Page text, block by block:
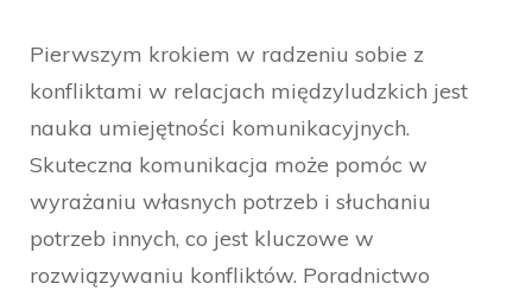
Pierwszym krokiem w radzeniu sobie z
konfliktami w relacjach międzyludzkich jest
nauka umiejętności komunikacyjnych.
Skuteczna komunikacja może pomóc w
wyrażaniu własnych potrzeb i słuchaniu
potrzeb innych, co jest kluczowe w
rozwiązywaniu konfliktów. Poradnictwo